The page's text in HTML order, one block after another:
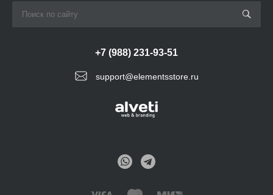
support@elementsstore.ru
+7 (988) 231-93-51